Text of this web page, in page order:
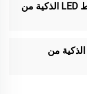
كم هي كفاءة استهلاك الطاقة لشرائط LED الذكية من
هل يمكنني التحكم بلون شرائط LED الذكية من